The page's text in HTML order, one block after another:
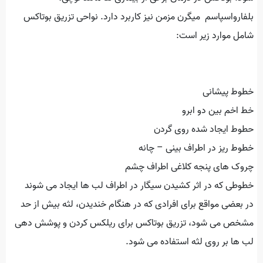
بلفارواسپاسم میگرن مزمن نیز کاربرد دارد. نواحی تزریق بوتاکس
شامل موارد زیر است:
خطوط پیشانی
خط اخم بین دو ابرو
حطوط ایجاد شده روی گردن
خطوط ریز در اطراف بینی – چانه
چروک های پنجه کلاغی اطراف چشم
خطوطی که در اثر کشیدن سیگار در اطراف لب ها ایجاد می شوند
در بعضی مواقع برای افرادی که در هنگام خندیدن، لثه بیش از حد
مشخص می شود، تزریق بوتاکس برای ریلکس کردن و پوشش دهی
لب ها بر روی لثه استفاده می شود.